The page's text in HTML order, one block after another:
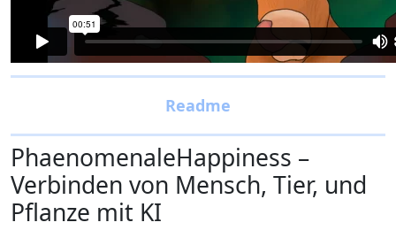
PhaenomenaleHappiness –
Verbinden von Mensch, Tier, und
Pflanze mit KI